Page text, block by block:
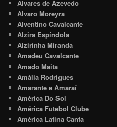
Alvares de Azevedo
Alvaro Moreyra
Alventino Cavalcante
Alzira Espíndola
Alzirinha Miranda
Amadeu Cavalcante
Amado Maita
Amália Rodrigues
Amarante e Amaraí
América Do Sol
América Futebol Clube
América Latina Canta